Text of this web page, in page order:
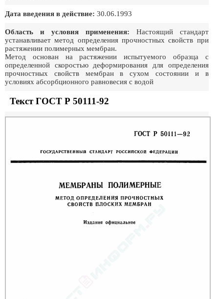
Дата введения в действие: 30.06.1993
Область и условия применения: Настоящий стандарт
устанавливает метод определения прочностных свойств при
растяжении полимерных мембран.
Метод основан на растяжении испытуемого образца с
определенной скоростью деформирования для определения
прочностных свойств мембран в сухом состоянии и в
условиях абсорбционного равновесия с водой
Текст ГОСТ Р 50111-92